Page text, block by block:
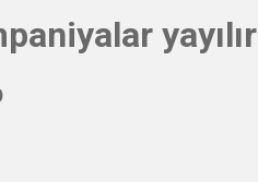
yayılır